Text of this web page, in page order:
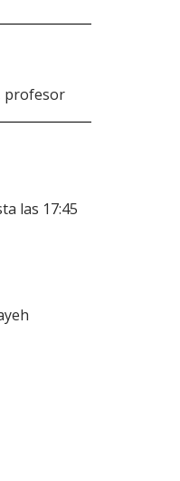
profesor
las 17:45